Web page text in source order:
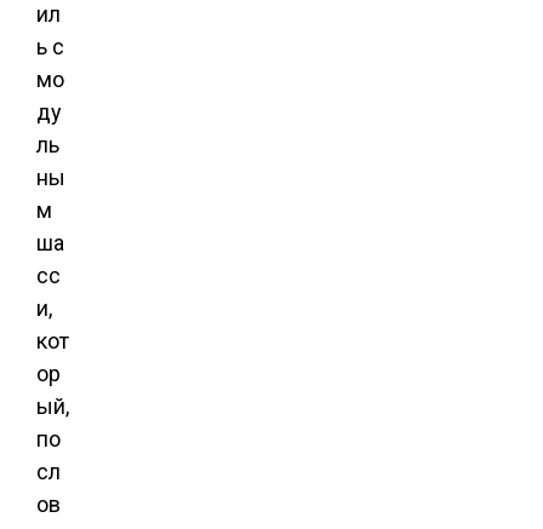
ил
ь с
мо
ду
ль
ны
м
ша
сс
и,
кот
ор
ый,
по
сл
ов